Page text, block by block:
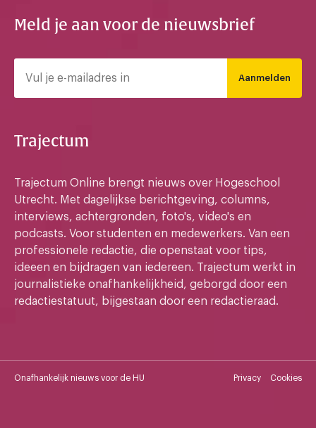
Meld je aan voor de nieuwsbrief
Aanmelden
Trajectum
Trajectum Online brengt nieuws over Hogeschool
Utrecht. Met dagelijkse berichtgeving, columns,
interviews, achtergronden, foto's, video's en
podcasts. Voor studenten en medewerkers. Van een
professionele redactie, die openstaat voor tips,
ideeen en bijdragen van iedereen. Trajectum werkt in
journalistieke onafhankelijkheid, geborgd door een
redactiestatuut, bijgestaan door een redactieraad.
Onafhankelijk nieuws voor de HU Privacy Cookies